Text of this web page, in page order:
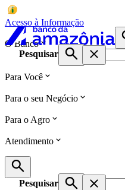
Acesso à Informação
O Banco
Pesquisar
Para Você
Para o seu Negócio
Para o Agro
Atendimento
Pesquisar